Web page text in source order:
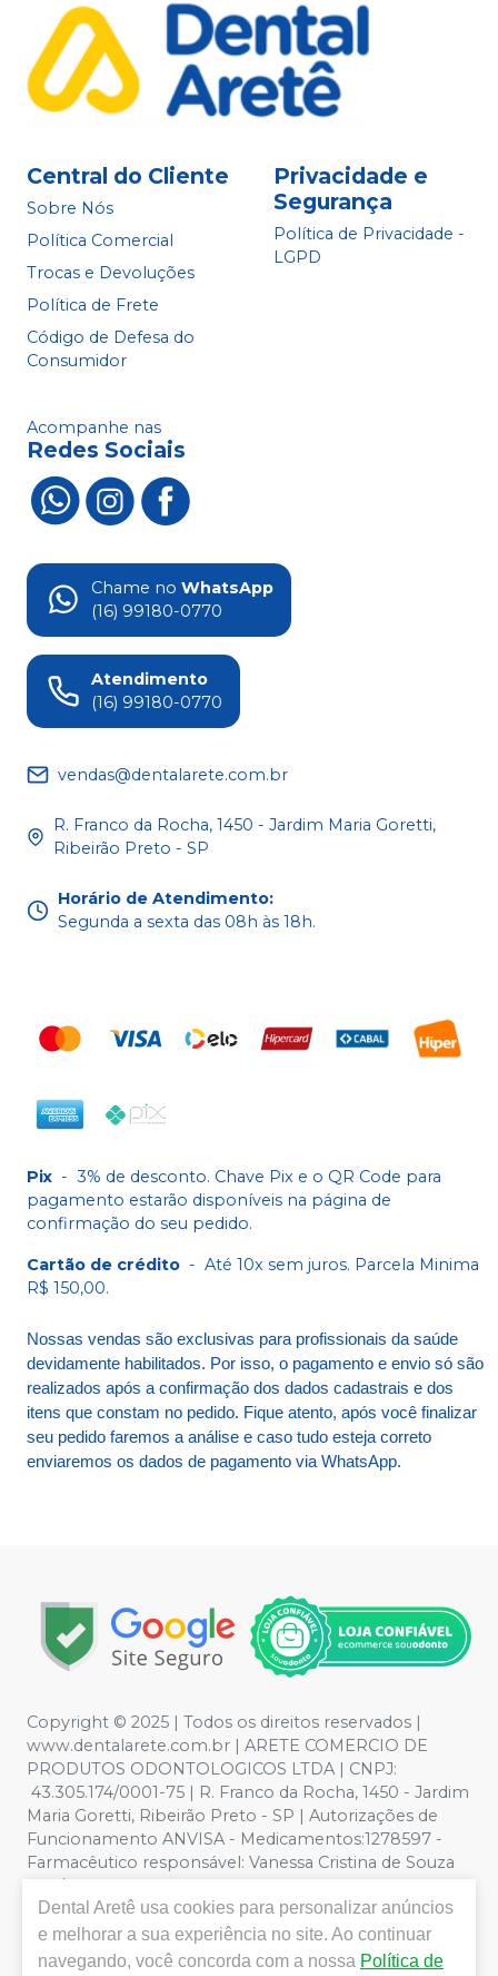
Central do Cliente
Sobre Nós
Política Comercial
Trocas e Devoluções
Política de Frete
Código de Defesa do
Consumidor
Privacidade e
Segurança
Política de Privacidade -
LGPD
Acompanhe nas
Redes Sociais
Chame no WhatsApp
(16) 99180-0770
Atendimento
(16) 99180-0770
vendas@dentalarete.com.br
R. Franco da Rocha, 1450 - Jardim Maria Goretti,
Ribeirão Preto - SP
Horário de Atendimento:
Segunda a sexta das 08h às 18h.
Pix - 3% de desconto. Chave Pix e o QR Code para
pagamento estarão disponíveis na página de
confirmação do seu pedido.
Cartão de crédito - Até 10x sem juros. Parcela Minima
R$ 150,00.
Nossas vendas são exclusivas para profissionais da saúde
devidamente habilitados. Por isso, o pagamento e envio só são
realizados após a confirmação dos dados cadastrais e dos
itens que constam no pedido. Fique atento, após você finalizar
seu pedido faremos a análise e caso tudo esteja correto
enviaremos os dados de pagamento via WhatsApp.
Copyright © 2025 | Todos os direitos reservados |
www.dentalarete.com.br | ARETE COMERCIO DE
PRODUTOS ODONTOLOGICOS LTDA | CNPJ:
43.305.174/0001-75 | R. Franco da Rocha, 1450 - Jardim
Maria Goretti, Ribeirão Preto - SP | Autorizações de
Funcionamento ANVISA - Medicamentos:1278597 -
Farmacêutico responsável: Vanessa Cristina de Souza
CRF/SP nº 52627 | Política de Privacidade e Segurança -
Fotos meramente ilustrativas - Os preços e condições
da loja virtual estão sujeitos a alterações. Em caso de
divergência de preços no site, o valor válido é o do
Dental Aretê usa cookies para personalizar anúncios
e melhorar a sua experiência no site. Ao continuar
navegando, você concorda com a nossa Política de